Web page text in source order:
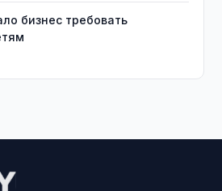
бизнес требовать